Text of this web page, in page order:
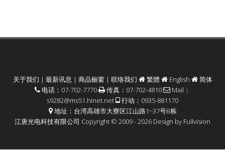
关于我们 | 最新讯息 | 商品橱窗| 联络我们 繁體 English
简体
电话：07-702-7770
传真：07-702-4810
Mail：
s9282@ms51.hinet.net
行动：0935-881170
地址：台湾高雄市大寮区江山路1~37号B栋
江唐光电科技有限公司 Copyright © 2009 - 2026 Design by Fullvision